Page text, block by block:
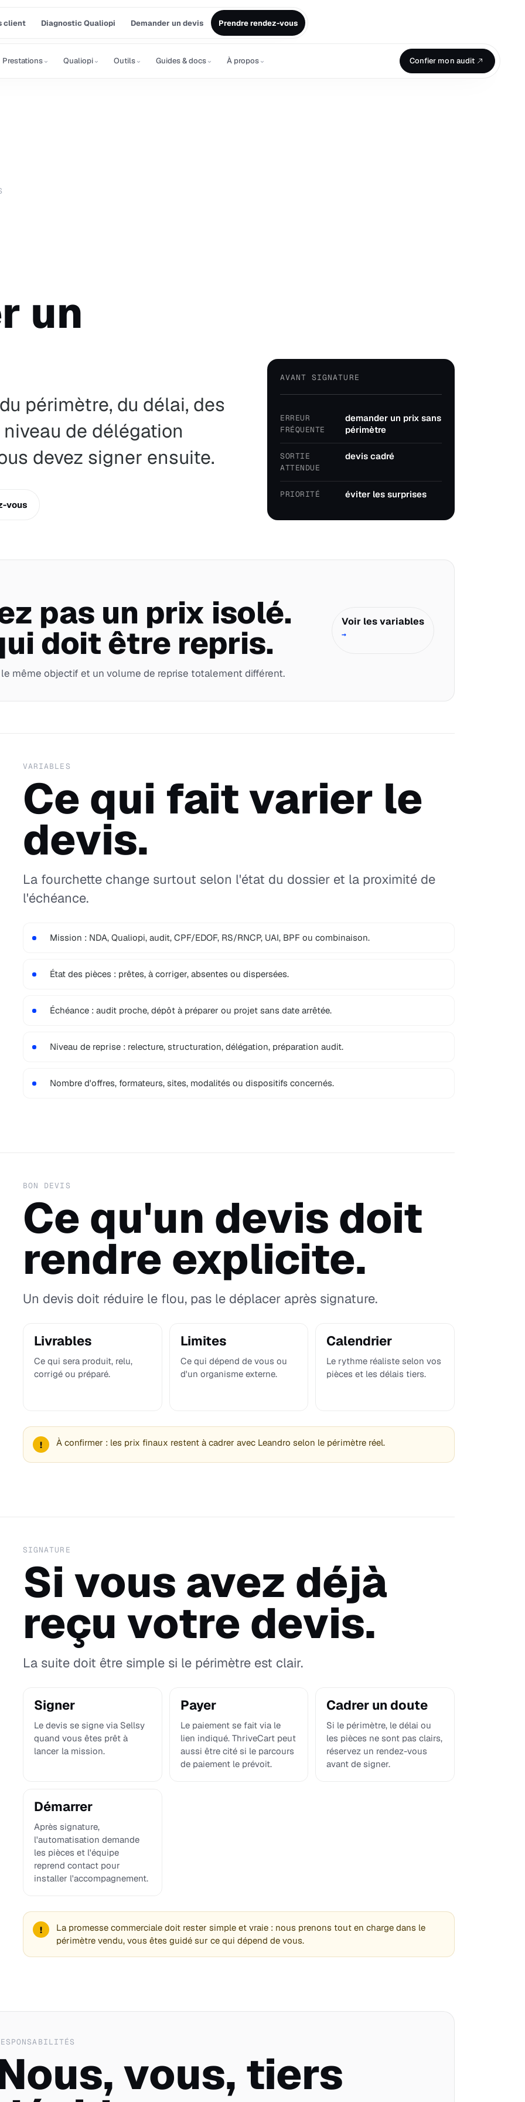
client Diagnostic Qualiopi Demander un devis Prendre rendez-vous
Prestations⌄ Qualiopi⌄ Outils⌄ Guides & docs⌄ À propos⌄ Confier mon audit
un
périmètre, du délai, des
de délégation
devez signer ensuite.
vous
AVANT SIGNATURE
ERREUR
FRÉQUENTE
demander un prix sans
périmètre
SORTIE
ATTENDUE
devis cadré
PRIORITÉ éviter les surprises
pas un prix isolé.
doit être repris.
même objectif et un volume de reprise totalement différent.
Voir les variables
→
VARIABLES
Ce qui fait varier le
devis.
La fourchette change surtout selon l'état du dossier et la proximité de
l'échéance.
Mission : NDA, Qualiopi, audit, CPF/EDOF, RS/RNCP, UAI, BPF ou combinaison.
État des pièces : prêtes, à corriger, absentes ou dispersées.
Échéance : audit proche, dépôt à préparer ou projet sans date arrêtée.
Niveau de reprise : relecture, structuration, délégation, préparation audit.
Nombre d'offres, formateurs, sites, modalités ou dispositifs concernés.
BON DEVIS
Ce qu'un devis doit
rendre explicite.
Un devis doit réduire le flou, pas le déplacer après signature.
Livrables
Ce qui sera produit, relu,
corrigé ou préparé.
Limites
Ce qui dépend de vous ou
d'un organisme externe.
Calendrier
Le rythme réaliste selon vos
pièces et les délais tiers.
! À confirmer : les prix finaux restent à cadrer avec Leandro selon le périmètre réel.
SIGNATURE
Si vous avez déjà
reçu votre devis.
La suite doit être simple si le périmètre est clair.
Signer
Le devis se signe via Sellsy
quand vous êtes prêt à
lancer la mission.
Payer
Le paiement se fait via le
lien indiqué. ThriveCart peut
aussi être cité si le parcours
de paiement le prévoit.
Cadrer un doute
Si le périmètre, le délai ou
les pièces ne sont pas clairs,
réservez un rendez-vous
avant de signer.
Démarrer
Après signature,
l'automatisation demande
les pièces et l'équipe
reprend contact pour
installer l'accompagnement.
!
La promesse commerciale doit rester simple et vraie : nous prenons tout en charge dans le
périmètre vendu, vous êtes guidé sur ce qui dépend de vous.
vous, tiers